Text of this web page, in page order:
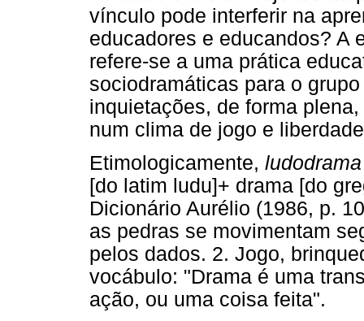
vínculo pode interferir na
educadores e educandos? A
refere-se a uma prática
sociodramáticas para o
inquietações, de forma
num clima de jogo e
Etimologicamente,
[do latim ludu]+ drama [do
Dicionário Aurélio (1986, p.
as pedras se movimentam
pelos dados. 2. Jogo,
vocábulo: "Drama é uma
ação, ou uma coisa feita".